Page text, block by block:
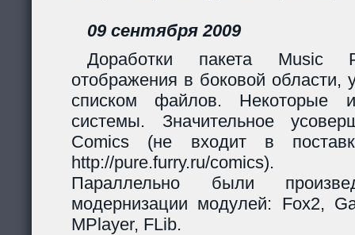
09 сентября 2009
Доработки пакета Music
отображения в боковой области,
списком файлов. Некоторые
системы. Значительное
Comics (не входит в
http://pure.furry.ru/comics).
Параллельно были
модернизации модулей: Fox2,
MPlayer, FLib.